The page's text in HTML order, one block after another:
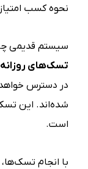
نحوه کسب
سیستم قدیمی
تسک‌های
در دسترس
شده‌اند. این
است.
با انجام